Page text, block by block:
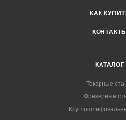
КАК
КОНТАКТЫ
КАТАЛОГ
Токарные
Фрезерные